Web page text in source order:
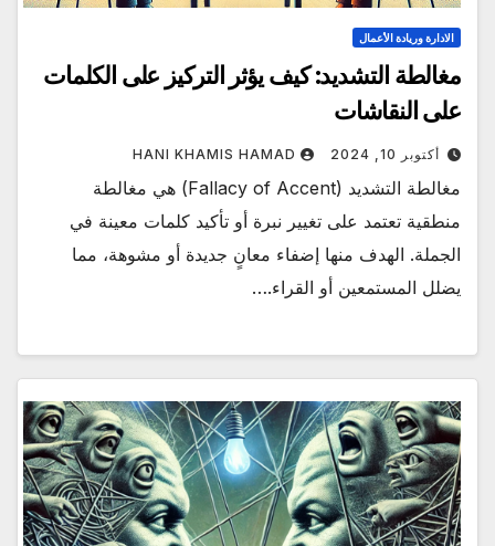
الادارة وريادة الأعمال
مغالطة التشديد: كيف يؤثر التركيز على الكلمات
على النقاشات
أكتوبر 10, 2024 HANI KHAMIS HAMAD
مغالطة التشديد (Fallacy of Accent) هي مغالطة
منطقية تعتمد على تغيير نبرة أو تأكيد كلمات معينة في
الجملة. الهدف منها إضفاء معانٍ جديدة أو مشوهة، مما
يضلل المستمعين أو القراء.…